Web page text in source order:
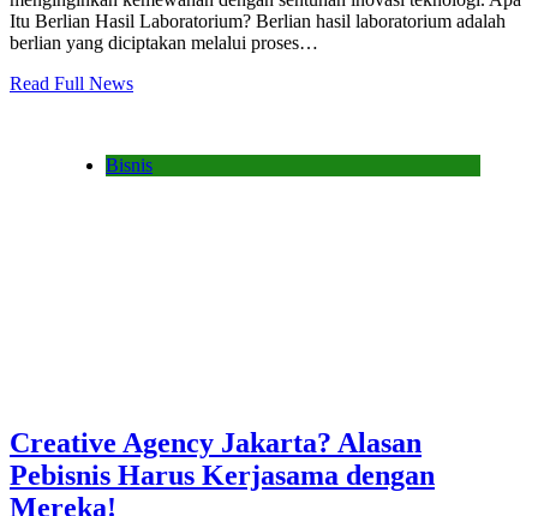
Itu Berlian Hasil Laboratorium? Berlian hasil laboratorium adalah
berlian yang diciptakan melalui proses…
Read Full News
Bisnis
Creative Agency Jakarta? Alasan
Pebisnis Harus Kerjasama dengan
Mereka!